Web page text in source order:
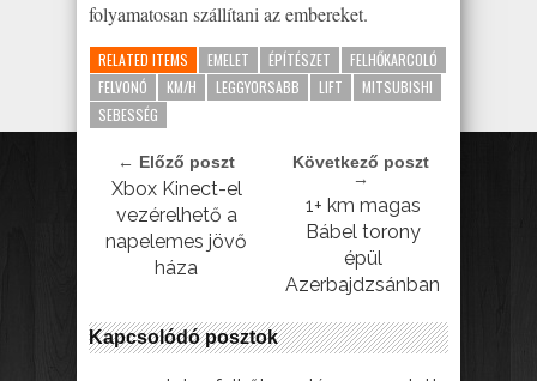
folyamatosan szállítani az embereket.
RELATED ITEMS EMELET ÉPÍTÉSZET
FELHŐKARCOLÓ
FELVONÓ
KM/H LEGGYORSABB LIFT
MITSUBISHI
SEBESSÉG
← Előző poszt
Xbox Kinect-el
vezérelhető a
napelemes jövő
háza
Következő poszt
→
1+ km magas
Bábel torony
épül
Azerbajdzsánban
Kapcsolódó posztok